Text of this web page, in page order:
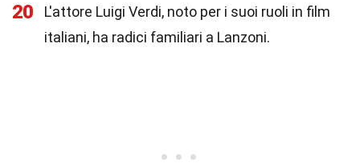
20
L'attore Luigi Verdi, noto per i suoi ruoli in film
italiani, ha radici familiari a Lanzoni.